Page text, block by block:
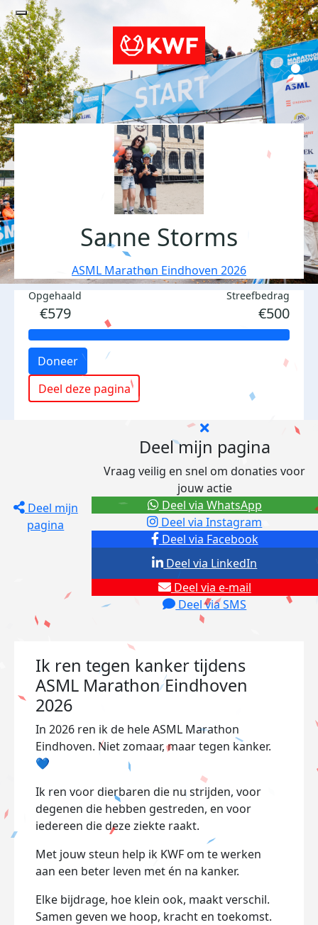
Sanne Storms
ASML Marathon Eindhoven 2026
Opgehaald
€579
Streefbedrag
€500
Doneer
Deel deze pagina
Deel mijn
pagina
Deel mijn pagina
Vraag veilig en snel om donaties voor
jouw actie
Deel via Facebook
Deel via Instagram
Deel via e-mail
Deel via SMS
Deel via LinkedIn
Deel via WhatsApp
Ik ren tegen kanker tijdens
ASML Marathon Eindhoven
2026
In 2026 ren ik de hele ASML Marathon
Eindhoven. Niet zomaar, maar tegen kanker.
💙
Ik ren voor dierbaren die nu strijden, voor
degenen die hebben gestreden, en voor
iedereen die deze ziekte raakt.
Met jouw steun help ik KWF om te werken
aan een beter leven met én na kanker.
Elke bijdrage, hoe klein ook, maakt verschil.
Samen geven we hoop, kracht en toekomst.